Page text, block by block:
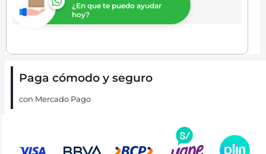
¿En que te puedo ayudar
hoy?
Paga cómodo y seguro
con Mercado Pago